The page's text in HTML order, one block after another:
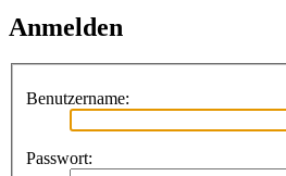
Anmelden
Benutzername:
Passwort: